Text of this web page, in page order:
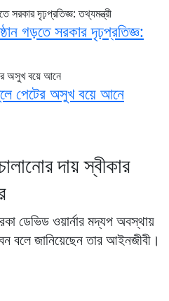
দায় স্বীকার
ডেভিড ওয়ার্নার মদ্যপ অবস্থায়
বলে জানিয়েছেন তার আইনজীবী।
গড়তে সরকার দৃঢ়প্রতিজ্ঞ:
পেটের অসুখ বয়ে আনে